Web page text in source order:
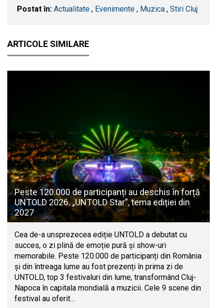
Postat în: Actualitate , Evenimente , Muzica , Stiri Cluj
ARTICOLE SIMILARE
Peste 120.000 de participanți au deschis în forță
UNTOLD 2026. „UNTOLD Star”, tema ediției din
2027
Cea de-a unsprezecea ediție UNTOLD a debutat cu
succes, o zi plină de emoție pură și show-uri
memorabile. Peste 120.000 de participanți din România
și din întreaga lume au fost prezenți în prima zi de
UNTOLD, top 3 festivaluri din lume, transformând Cluj-
Napoca în capitala mondială a muzicii. Cele 9 scene din
festival au oferit…